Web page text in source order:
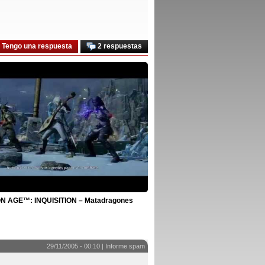
2 respuestas
Tengo una respuesta
AGE™: INQUISITION – Matadragones
29/11/2005 - 00:10 | Informe spam